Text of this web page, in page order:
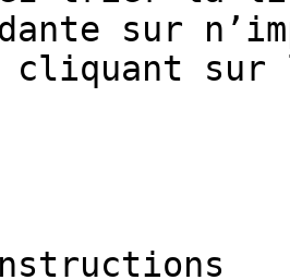
sur
cliquant